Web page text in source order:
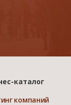
каталог
компаний